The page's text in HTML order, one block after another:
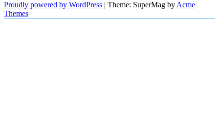
Proudly powered by WordPress | Theme: SuperMag by Acme
Themes